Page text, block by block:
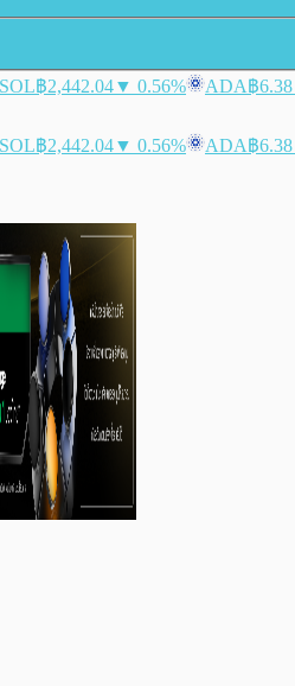
SOL฿2,442.04▼ 0.56% ADA฿6.38
SOL฿2,442.04▼ 0.56% ADA฿6.38